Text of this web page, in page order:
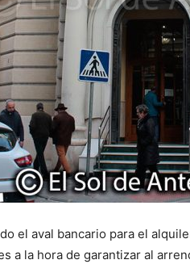
el aval bancario para el
a la hora de garantizar al